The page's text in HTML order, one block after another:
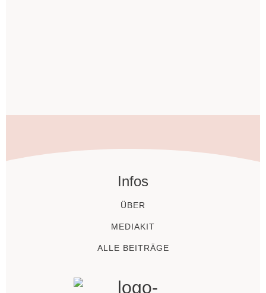
Infos
ÜBER
MEDIAKIT
ALLE BEITRÄGE